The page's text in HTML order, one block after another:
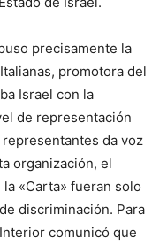
precisamente la
promotora del
Israel con la
de representación
da voz
organización, el
«Carta» fueran solo
discriminación. Para
comunicó que